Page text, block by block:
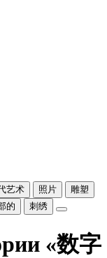
艺术 照片
雕塑
的 刺绣
«数字